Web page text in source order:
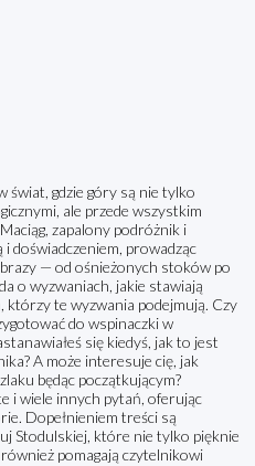
świat, gdzie góry są nie tylko
ale przede wszystkim
zapalony podróżnik i
doświadczeniem, prowadząc
— od ośnieżonych stoków po
o wyzwaniach, jakie stawiają
którzy te wyzwania podejmują. Czy
do wspinaczki w
się kiedyś, jak to jest
A może interesuje cię, jak
będąc początkującym?
i wiele innych pytań, oferując
Dopełnieniem treści są
Stodulskiej, które nie tylko pięknie
pomagają czytelnikowi